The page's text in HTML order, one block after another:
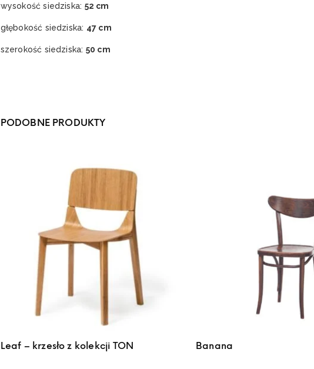
wysokość siedziska: 52 cm
głębokość siedziska: 47 cm
szerokość siedziska: 50 cm
PODOBNE PRODUKTY
Leaf – krzesło z kolekcji TON Banana